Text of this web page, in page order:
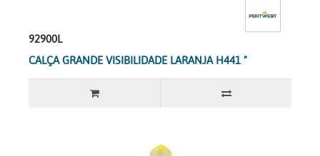
92900L
CALÇA GRANDE VISIBILIDADE LARANJA H441 "